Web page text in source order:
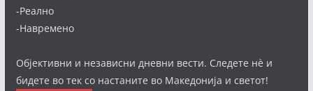
-Реално
-Навремено
Објективни и независни дневни вести. Следете нè и
бидете во тек со настаните во Македонија и светот!